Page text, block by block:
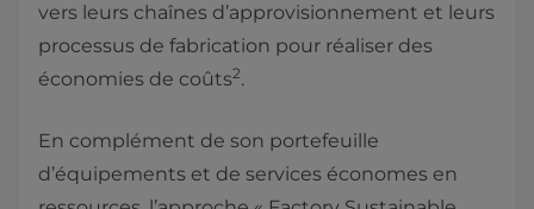
vers leurs chaînes d’approvisionnement et leurs
processus de fabrication pour réaliser des
économies de coûts2.
En complément de son portefeuille
d’équipements et de services économes en